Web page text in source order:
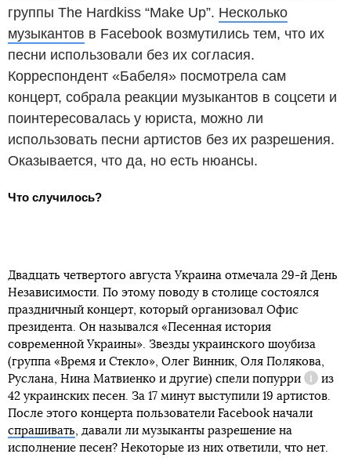
группы The Hardkiss “Make Up”. Несколько
музыкантов в Facebook возмутились тем, что их
песни использовали без их согласия.
Корреспондент «Бабеля» посмотрела сам
концерт, собрала реакции музыкантов в соцсети и
поинтересовалась у юриста, можно ли
использовать песни артистов без их разрешения.
Оказывается, что да, но есть нюансы.
Что случилось?
Двадцать четвертого августа Украина отмечала 29-й День
Независимости. По этому поводу в столице состоялся
праздничный концерт, который организовал Офис
президента. Он назывался «Песенная история
современной Украины». Звезды украинского шоубиза
(группа «Время и Стекло», Олег Винник, Оля Полякова,
Руслана, Нина Матвиенко и другие) спели попурри
Справка
из
42 украинских песен. За 17 минут выступили 19 артистов.
После этого концерта пользователи Facebook начали
спрашивать, давали ли музыканты разрешение на
исполнение песен? Некоторые из них ответили, что нет.